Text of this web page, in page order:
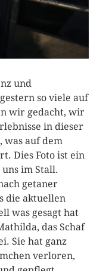
und
so viele auf
wir gedacht, wir
in dieser
was auf dem
Dies Foto ist ein
im Stall.
getaner
die aktuellen
was gesagt hat
das Schaf
Sie hat ganz
verloren,